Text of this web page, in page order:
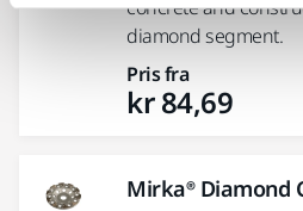
concrete and
diamond segment.
Pris fra
kr 84,69
Mirka® Diamond